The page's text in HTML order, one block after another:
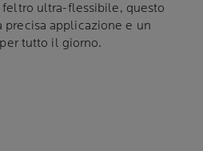
ultra-flessibile, questo
precisa applicazione e un
tutto il giorno.